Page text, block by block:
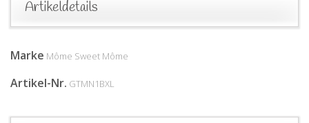
Artikeldetails
Marke Môme Sweet Môme
Artikel-Nr. GTMN1BXL